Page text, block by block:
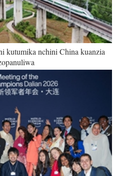
kutumika nchini China kuanzia